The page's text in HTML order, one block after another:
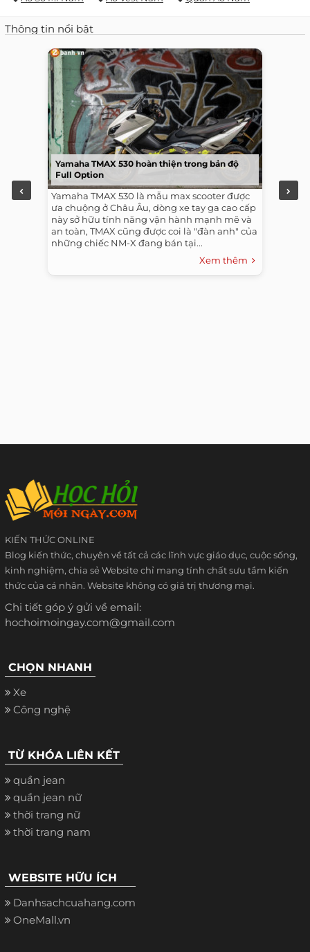
Thông tin nổi bật
Yamaha TMAX 530 hoàn thiện trong bản độ
Full Option
Yamaha TMAX 530 là mẫu max scooter được
ưa chuộng ở Châu Âu, dòng xe tay ga cao cấp
này sở hữu tính năng vận hành mạnh mẽ và
an toàn, TMAX cũng được coi là "đàn anh" của
những chiếc NM-X đang bán tại...
Xem thêm
KIẾN THỨC ONLINE
Blog kiến thức, chuyên về tất cả các lĩnh vực giáo dục, cuộc sống,
kinh nghiệm, chia sẻ Website chỉ mang tính chất sưu tầm kiến
thức của cá nhân. Website không có giá trị thương mại.
Chi tiết góp ý gửi về email:
hochoimoingay.com@gmail.com
CHỌN NHANH
Xe
Công nghệ
TỪ KHÓA LIÊN KẾT
quần jean
quần jean nữ
thời trang nữ
thời trang nam
WEBSITE HỮU ÍCH
Danhsachcuahang.com
OneMall.vn